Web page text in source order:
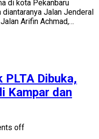
di kota Pekanbaru
Jalan Jenderal
Arifin Achmad,…
PLTA Dibuka,
Kampar dan
off